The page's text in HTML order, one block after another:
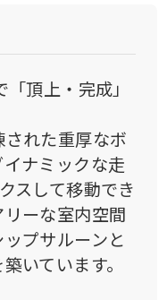
頂上・完成」
れた重厚なボ
ナミックな走
スして移動でき
ーな室内空間
プサルーンと
いています。